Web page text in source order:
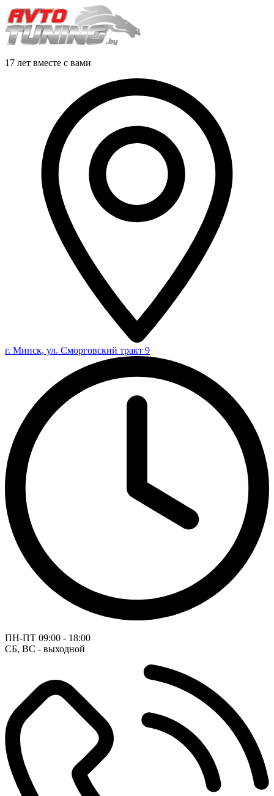
17 лет вместе с вами
г. Минск, ул. Сморговский тракт 9
ПН-ПТ 09:00 - 18:00
СБ, ВС - выходной